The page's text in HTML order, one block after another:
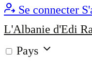
Se connecter
L'Albanie d'Edi
Pays